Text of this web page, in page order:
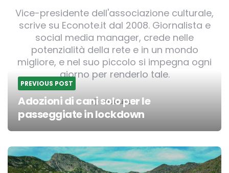
Vice-presidente dell'associazione culturale,
scrive su Econote.it dal 2008. Giornalista e
social media manager, crede nelle
potenzialità della rete e in un mondo
migliore, e nel suo piccolo si impegna ogni
giorno per renderlo tale.
Website
Post
navigation
PREVIOUS POST
Adozioni di cani solo per le
passeggiate in lockdown